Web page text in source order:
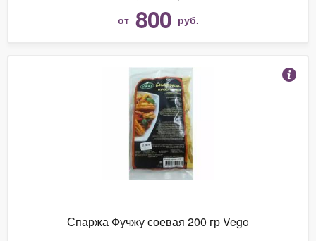
от 800 руб.
Спаржа Фучжу соевая 200 гр Vego